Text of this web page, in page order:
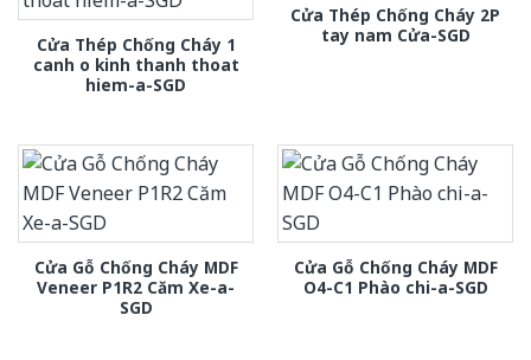
Cửa Thép Chống Cháy 1
canh o kinh thanh thoat
hiem-a-SGD
Cửa Thép Chống Cháy 2P
tay nam Cửa-SGD
Cửa Gỗ Chống Cháy MDF
Veneer P1R2 Căm Xe-a-
SGD
Cửa Gỗ Chống Cháy MDF
O4-C1 Phào chi-a-SGD